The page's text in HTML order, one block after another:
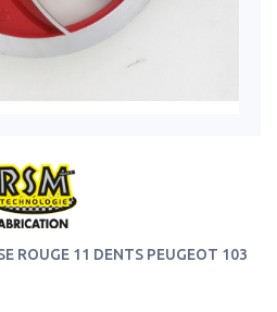
ROUGE 11 DENTS PEUGEOT 103